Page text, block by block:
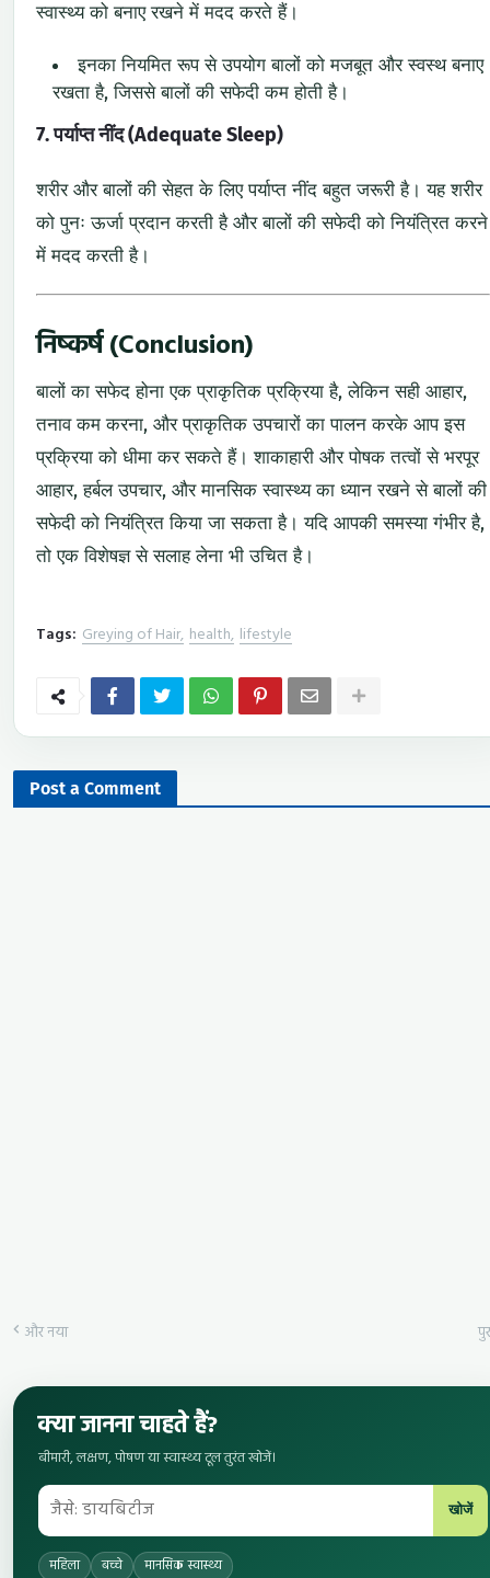
स्वास्थ्य को बनाए रखने में मदद करते हैं।
इनका नियमित रूप से उपयोग बालों को मजबूत और स्वस्थ बनाए
रखता है, जिससे बालों की सफेदी कम होती है।
7. पर्याप्त नींद (Adequate Sleep)
शरीर और बालों की सेहत के लिए पर्याप्त नींद बहुत जरूरी है। यह शरीर
को पुनः ऊर्जा प्रदान करती है और बालों की सफेदी को नियंत्रित करने
में मदद करती है।
निष्कर्ष (Conclusion)
बालों का सफेद होना एक प्राकृतिक प्रक्रिया है, लेकिन सही आहार,
तनाव कम करना, और प्राकृतिक उपचारों का पालन करके आप इस
प्रक्रिया को धीमा कर सकते हैं। शाकाहारी और पोषक तत्वों से भरपूर
आहार, हर्बल उपचार, और मानसिक स्वास्थ्य का ध्यान रखने से बालों की
सफेदी को नियंत्रित किया जा सकता है। यदि आपकी समस्या गंभीर है,
तो एक विशेषज्ञ से सलाह लेना भी उचित है।
Tags: Greying of Hair health lifestyle
Post a Comment
और नया
क्या जानना चाहते हैं?
बीमारी, लक्षण, पोषण या स्वास्थ्य टूल तुरंत खोजें।
खोजें
महिला बच्चे मानसिक स्वास्थ्य